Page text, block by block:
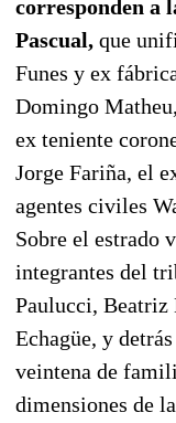
corresponden a
Pascual, que
Funes y ex
Domingo
ex teniente
Jorge Fariña, el
agentes civiles
Sobre el estrado
integrantes del
Paulucci, Beatriz
Echagüe, y
veintena de
dimensiones de